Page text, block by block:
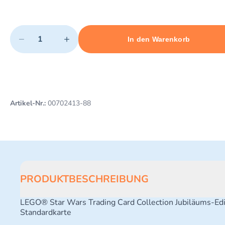
Quantity
− +
Minimum quantity: 1 Maximum quantity: 3
In den Warenkorb
Add 1 item to cart
Artikel-Nr.: 00702413-88
PRODUKTBESCHREIBUNG
LEGO® Star Wars Trading Card Collection Jubiläums-
Standardkarte